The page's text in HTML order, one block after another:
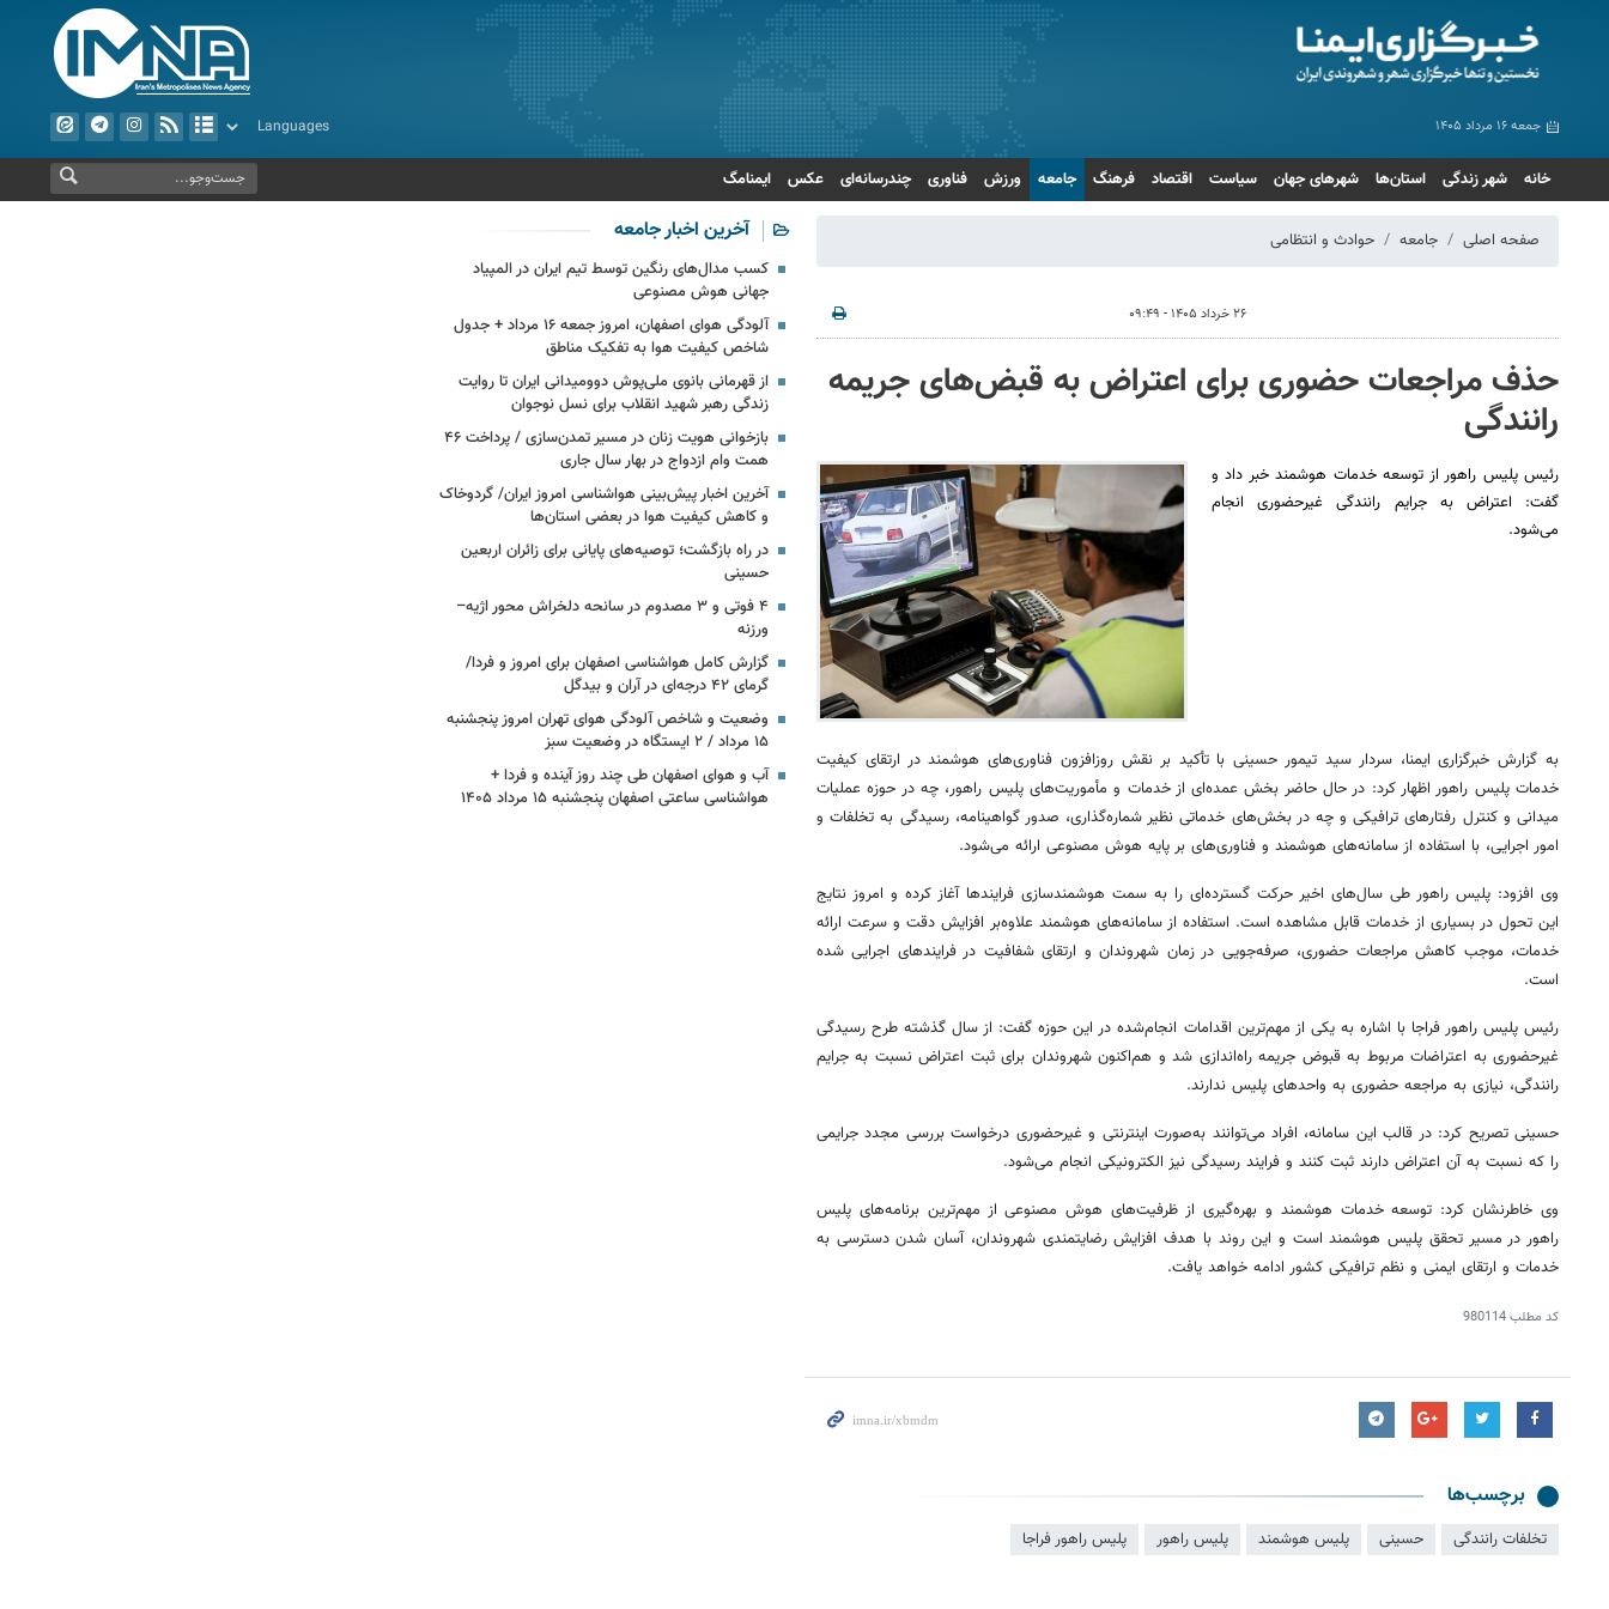
جمعه ۱۶ مرداد ۱۴۰۵
خانه شهر زندگی استان‌ها شهرهای جهان سیاست اقتصاد فرهنگ جامعه ورزش فناوری چندرسانه‌ای عکس ایمنامگ
صفحه اصلی جامعه حوادث و انتظامی
۲۶ خرداد ۱۴۰۵ - ۰۹:۴۹
حذف مراجعات حضوری برای اعتراض به قبض‌های جریمه
رانندگی
رئیس پلیس راهور از توسعه خدمات هوشمند خبر داد و
گفت: اعتراض به جرایم رانندگی غیرحضوری انجام
می‌شود.
به گزارش خبرگزاری ایمنا، سردار سید تیمور حسینی با تأکید بر نقش روزافزون فناوری‌های هوشمند در ارتقای کیفیت
خدمات پلیس راهور اظهار کرد: در حال حاضر بخش عمده‌ای از خدمات و مأموریت‌های پلیس راهور، چه در حوزه عملیات
میدانی و کنترل رفتارهای ترافیکی و چه در بخش‌های خدماتی نظیر شماره‌گذاری، صدور گواهینامه، رسیدگی به تخلفات و
امور اجرایی، با استفاده از سامانه‌های هوشمند و فناوری‌های بر پایه هوش مصنوعی ارائه می‌شود.
وی افزود: پلیس راهور طی سال‌های اخیر حرکت گسترده‌ای را به سمت هوشمندسازی فرایندها آغاز کرده و امروز نتایج
این تحول در بسیاری از خدمات قابل مشاهده است. استفاده از سامانه‌های هوشمند علاوه‌بر افزایش دقت و سرعت ارائه
خدمات، موجب کاهش مراجعات حضوری، صرفه‌جویی در زمان شهروندان و ارتقای شفافیت در فرایندهای اجرایی شده
است.
رئیس پلیس راهور فراجا با اشاره به یکی از مهم‌ترین اقدامات انجام‌شده در این حوزه گفت: از سال گذشته طرح رسیدگی
غیرحضوری به اعتراضات مربوط به قبوض جریمه راه‌اندازی شد و هم‌اکنون شهروندان برای ثبت اعتراض نسبت به جرایم
رانندگی، نیازی به مراجعه حضوری به واحدهای پلیس ندارند.
حسینی تصریح کرد: در قالب این سامانه، افراد می‌توانند به‌صورت اینترنتی و غیرحضوری درخواست بررسی مجدد جرایمی
را که نسبت به آن اعتراض دارند ثبت کنند و فرایند رسیدگی نیز الکترونیکی انجام می‌شود.
وی خاطرنشان کرد: توسعه خدمات هوشمند و بهره‌گیری از ظرفیت‌های هوش مصنوعی از مهم‌ترین برنامه‌های پلیس
راهور در مسیر تحقق پلیس هوشمند است و این روند با هدف افزایش رضایتمندی شهروندان، آسان شدن دسترسی به
خدمات و ارتقای ایمنی و نظم ترافیکی کشور ادامه خواهد یافت.
کد مطلب980114
برچسب‌ها
تخلفات رانندگی حسینی پلیس هوشمند پلیس راهور پلیس راهور فراجا
آخرین اخبار جامعه
کسب مدال‌های رنگین توسط تیم ایران در المپیاد
جهانی هوش مصنوعی
آلودگی هوای اصفهان، امروز جمعه ۱۶ مرداد + جدول
شاخص کیفیت هوا به تفکیک مناطق
از قهرمانی بانوی ملی‌پوش دوومیدانی ایران تا روایت
زندگی رهبر شهید انقلاب برای نسل نوجوان
بازخوانی هویت زنان در مسیر تمدن‌سازی / پرداخت ۴۶
همت وام ازدواج در بهار سال جاری
آخرین اخبار پیش‌بینی هواشناسی امروز ایران/ گردوخاک
و کاهش کیفیت هوا در بعضی استان‌ها
در راه بازگشت؛ توصیه‌های پایانی برای زائران اربعین
حسینی
۴ فوتی و ۳ مصدوم در سانحه دلخراش محور اژیه–
ورزنه
گزارش کامل هواشناسی اصفهان برای امروز و فردا/
گرمای ۴۲ درجه‌ای در آران و بیدگل
وضعیت و شاخص آلودگی هوای تهران امروز پنجشنبه
۱۵ مرداد / ۲ ایستگاه در وضعیت سبز
آب و هوای اصفهان طی چند روز آینده و فردا +
هواشناسی ساعتی اصفهان پنجشنبه ۱۵ مرداد ۱۴۰۵